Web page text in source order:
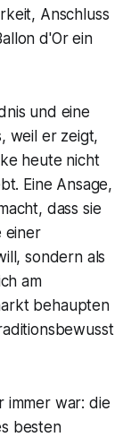
Anschluss
d'Or ein
und eine
weil er zeigt,
heute nicht
Eine Ansage,
dass sie
einer
sondern als
am
behaupten
immer war: die
besten